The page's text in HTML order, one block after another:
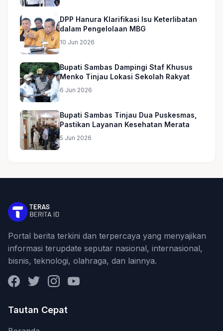
DPP Hanura Klarifikasi Isu Keterlibatan
dalam Pengelolaan MBG
10 Jun 2026
Bupati Sambas Dampingi Staf Khusus
Menko Tinjau Lokasi Sekolah Rakyat
6 Jun 2026
Bupati Sambas Tinjau Dua Puskesmas,
Pastikan Layanan Kesehatan Merata
5 Jun 2026
Portal berita terkini dan terpercaya yang menyajikan
informasi terupdate seputar nasional, internasional,
bisnis, teknologi, olahraga, dan lainnya.
FacebookTwitterInstagramYouTube
Tautan Cepat